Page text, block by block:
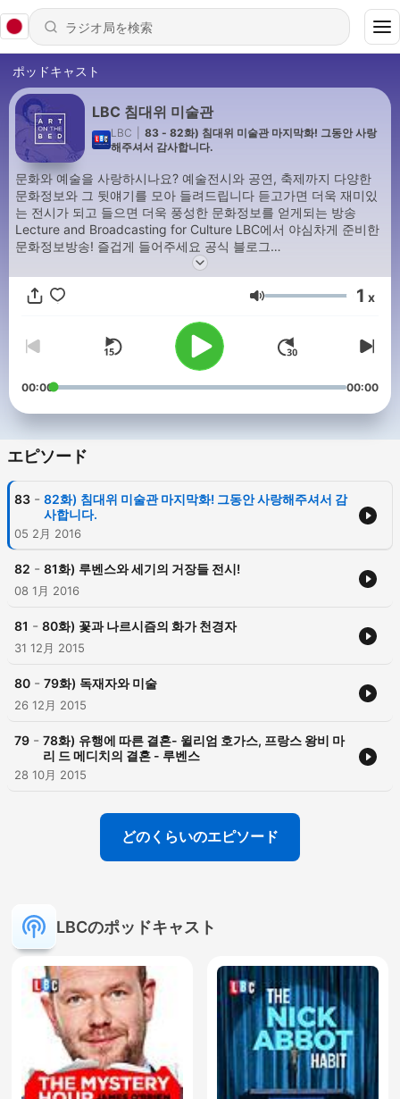
ポッドキャスト
LBC 침대위 미술관
LBC
83 - 82화) 침대위 미술관 마지막화! 그동안 사랑
해주셔서 감사합니다.
문화와 예술을 사랑하시나요? 예술전시와 공연, 축제까지 다양한
문화정보와 그 뒷얘기를 모아 들려드립니다 듣고가면 더욱 재미있
는 전시가 되고 들으면 더욱 풍성한 문화정보를 얻게되는 방송
Lecture and Broadcasting for Culture LBC에서 야심차게 준비한
문화정보방송! 즐겁게 들어주세요 공식 블로그
音量 1 x
00:00 00:00
エピソード
83 - 82화) 침대위 미술관 마지막화! 그동안 사랑해주셔서 감
사합니다.
05 2月 2016
82 - 81화) 루벤스와 세기의 거장들 전시!
08 1月 2016
81 - 80화) 꽃과 나르시즘의 화가 천경자
31 12月 2015
80 - 79화) 독재자와 미술
26 12月 2015
79 - 78화) 유행에 따른 결혼- 윌리엄 호가스, 프랑스 왕비 마
리 드 메디치의 결혼 - 루벤스
28 10月 2015
どのくらいのエピソード
LBCのポッドキャスト